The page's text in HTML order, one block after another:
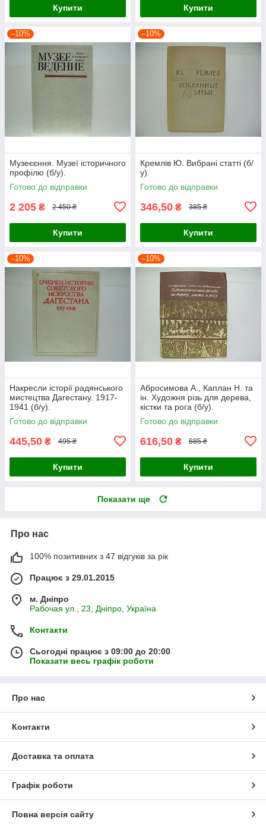
Купити Купити
–10%
Музеєєння. Музеї історичного
профілю (б/у).
Готово до відправки
2 205 ₴ 2 450 ₴
Купити
–10%
Кремлів Ю. Вибрані статті (б/
у).
Готово до відправки
346,50 ₴ 385 ₴
Купити
–10%
Накресли історії радянського
мистецтва Дагестану. 1917-
1941 (б/у).
Готово до відправки
445,50 ₴ 495 ₴
Купити
–10%
Абросимова А., Каплан Н. та
ін. Художня різь для дерева,
кістки та рога (б/у).
Готово до відправки
616,50 ₴ 685 ₴
Купити
Показати ще
Про нас
100% позитивних з 47 відгуків за рік
Працює з 29.01.2015
м. Дніпро
Рабочая ул., 23, Дніпро, Україна
Контакти
Сьогодні працює з 09:00 до 20:00
Показати весь графік роботи
Про нас
Контакти
Доставка та оплата
Графік роботи
Повна версія сайту